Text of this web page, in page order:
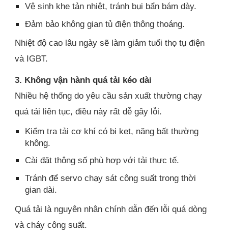
Vệ sinh khe tản nhiệt, tránh bụi bẩn bám dày.
Đảm bảo không gian tủ điện thông thoáng.
Nhiệt độ cao lâu ngày sẽ làm giảm tuổi thọ tụ điện
và IGBT.
3. Không vận hành quá tải kéo dài
Nhiều hệ thống do yêu cầu sản xuất thường chạy
quá tải liên tục, điều này rất dễ gây lỗi.
Kiểm tra tải cơ khí có bị kẹt, nặng bất thường
không.
Cài đặt thông số phù hợp với tải thực tế.
Tránh để servo chạy sát công suất trong thời
gian dài.
Quá tải là nguyên nhân chính dẫn đến lỗi quá dòng
và cháy công suất.